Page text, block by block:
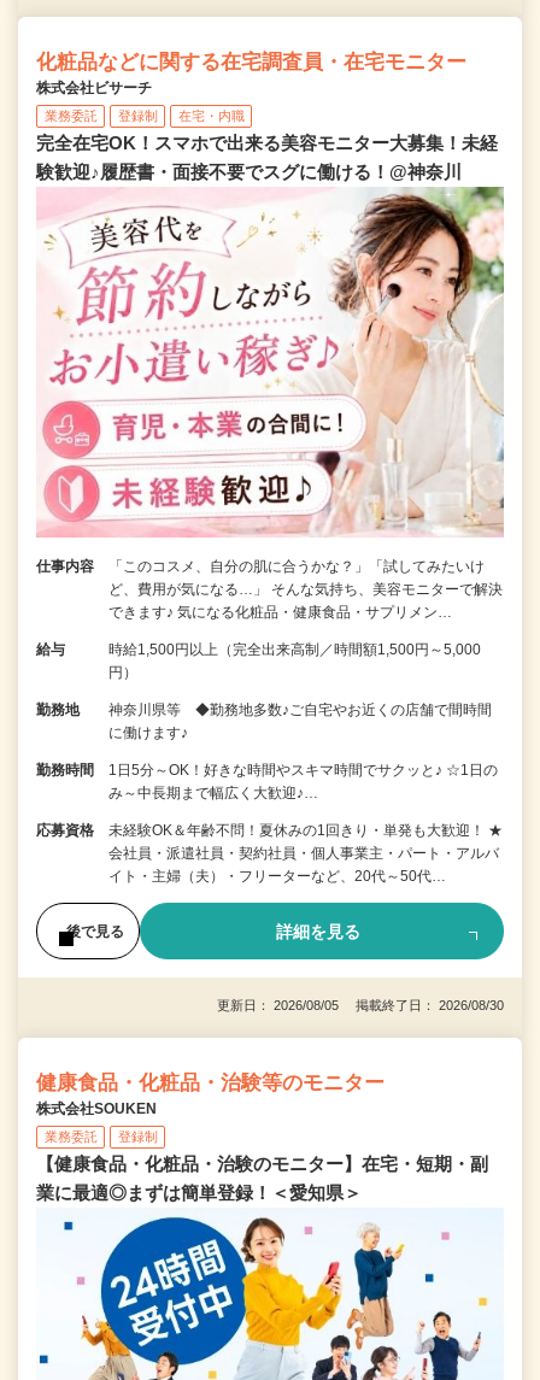
化粧品などに関する在宅調査員・在宅モニター
株式会社ビサーチ
業務委託 登録制 在宅・内職
完全在宅OK！スマホで出来る美容モニター大募集！未経
験歓迎♪履歴書・面接不要でスグに働ける！@神奈川
仕事内容
「このコスメ、自分の肌に合うかな？」「試してみたいけ
ど、費用が気になる…」 そんな気持ち、美容モニターで解決
できます♪ 気になる化粧品・健康食品・サプリメン…
給与
時給1,500円以上（完全出来高制／時間額1,500円～5,000
円）
勤務地
神奈川県等 ◆勤務地多数♪ご自宅やお近くの店舗で間時間
に働けます♪
勤務時間
1日5分～OK！好きな時間やスキマ時間でサクッと♪ ☆1日の
み～中長期まで幅広く大歓迎♪…
応募資格
未経験OK＆年齢不問！夏休みの1回きり・単発も大歓迎！ ★
会社員・派遣社員・契約社員・個人事業主・パート・アルバ
イト・主婦（夫）・フリーターなど、20代～50代…
後で見る 詳細を見る
更新日： 2026/08/05 掲載終了日： 2026/08/30
健康食品・化粧品・治験等のモニター
株式会社SOUKEN
業務委託 登録制
【健康食品・化粧品・治験のモニター】在宅・短期・副
業に最適◎まずは簡単登録！＜愛知県＞